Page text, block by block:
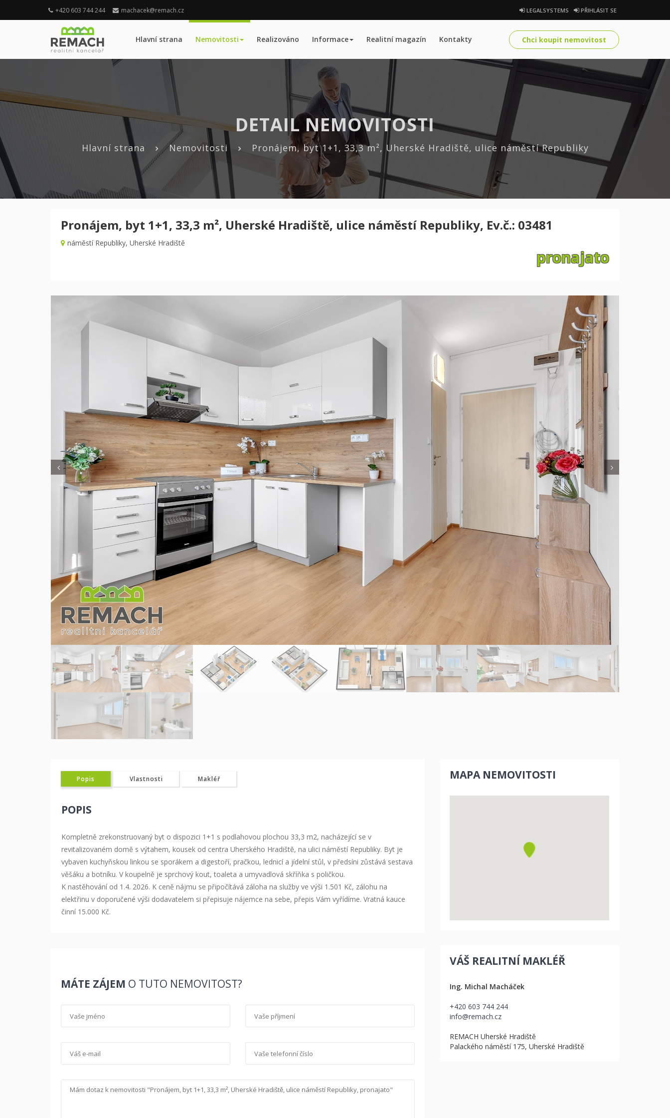
+420 603 744 244 machacek@remach.cz LEGALSYSTEMS PŘIHLÁSIT SE
Hlavní strana Nemovitosti Realizováno Informace Realitní magazín Kontakty Chci koupit nemovitost
DETAIL NEMOVITOSTI
Hlavní strana Nemovitosti Pronájem, byt 1+1, 33,3 m², Uherské Hradiště, ulice náměstí Republiky
Pronájem, byt 1+1, 33,3 m², Uherské Hradiště, ulice náměstí Republiky, Ev.č.: 03481
náměstí Republiky, Uherské Hradiště
pronajato
Popis Vlastnosti Makléř
POPIS
Kompletně zrekonstruovaný byt o dispozici 1+1 s podlahovou plochou 33,3 m2, nacházející se v
revitalizovaném domě s výtahem, kousek od centra Uherského Hradiště, na ulici náměstí Republiky. Byt je
vybaven kuchyňskou linkou se sporákem a digestoří, pračkou, lednicí a jídelní stůl, v předsíni zůstává sestava
věšáku a botníku. V koupelně je sprchový kout, toaleta a umyvadlová skříňka s poličkou.
K nastěhování od 1.4. 2026. K ceně nájmu se připočítává záloha na služby ve výši 1.501 Kč, zálohu na
elektřinu v doporučené výši dodavatelem si přepisuje nájemce na sebe, přepis Vám vyřídíme. Vratná kauce
činní 15.000 Kč.
MÁTE ZÁJEM O TUTO NEMOVITOST?
MAPA NEMOVITOSTI
VÁŠ REALITNÍ MAKLÉŘ
Ing. Michal Macháček
+420 603 744 244
info@remach.cz
REMACH Uherské Hradiště
Palackého náměstí 175, Uherské Hradiště